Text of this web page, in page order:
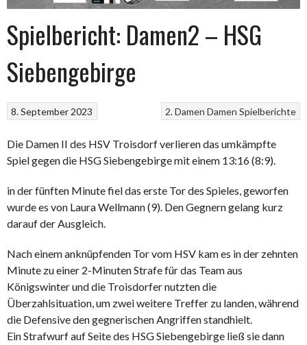
Spielbericht: Damen2 – HSG
Siebengebirge
2. Damen Damen Spielberichte
8. September 2023
Die Damen II des HSV Troisdorf verlieren das umkämpfte
Spiel gegen die HSG Siebengebirge mit einem 13:16 (8:9).
in der fünften Minute fiel das erste Tor des Spieles, geworfen
wurde es von Laura Wellmann (9). Den Gegnern gelang kurz
darauf der Ausgleich.
Nach einem anknüpfenden Tor vom HSV kam es in der zehnten
Minute zu einer 2-Minuten Strafe für das Team aus
Königswinter und die Troisdorfer nutzten die
Überzahlsituation, um zwei weitere Treffer zu landen, während
die Defensive den gegnerischen Angriffen standhielt.
Ein Strafwurf auf Seite des HSG Siebengebirge ließ sie dann